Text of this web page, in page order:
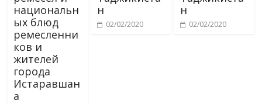
национальн
ых блюд
ремесленни
ков и
жителей
города
Истаравшан
а
н
02/02/2020
н
02/02/2020